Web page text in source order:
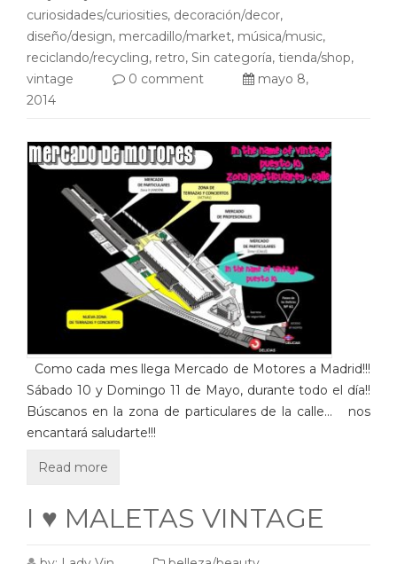
curiosidades/curiosities, decoración/decor,
diseño/design, mercadillo/market, música/music,
reciclando/recycling, retro, Sin categoría, tienda/shop,
vintage
0 comment
mayo 8,
2014
Como cada mes llega Mercado de Motores a Madrid!!!
Sábado 10 y Domingo 11 de Mayo, durante todo el día!!
Búscanos en la zona de particulares de la calle… nos
encantará saludarte!!!
Read more
I ♥ MALETAS VINTAGE